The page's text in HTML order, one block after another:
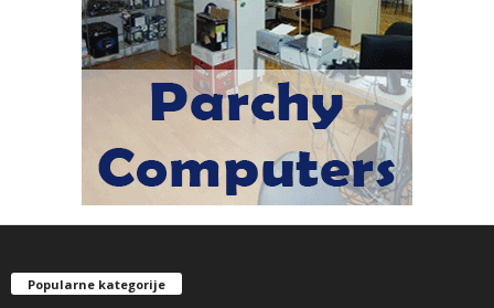
Popularne kategorije